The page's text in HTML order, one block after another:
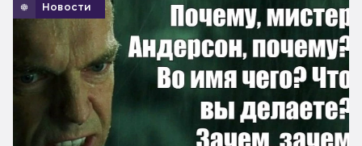
Новости